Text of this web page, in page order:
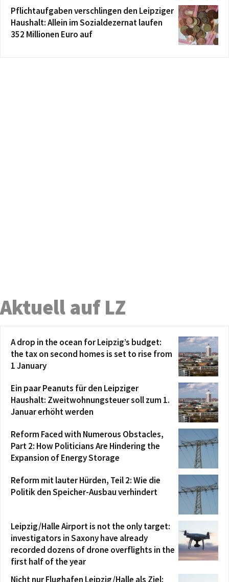
Pflichtaufgaben verschlingen den Leipziger
Haushalt: Allein im Sozialdezernat laufen
352 Millionen Euro auf
Aktuell auf LZ
A drop in the ocean for Leipzig’s budget:
the tax on second homes is set to rise from
1 January
Ein paar Peanuts für den Leipziger
Haushalt: Zweitwohnungsteuer soll zum 1.
Januar erhöht werden
Reform Faced with Numerous Obstacles,
Part 2: How Politicians Are Hindering the
Expansion of Energy Storage
Reform mit lauter Hürden, Teil 2: Wie die
Politik den Speicher-Ausbau verhindert
Leipzig/Halle Airport is not the only target:
investigators in Saxony have already
recorded dozens of drone overflights in the
first half of the year
Nicht nur Flughafen Leipzig/Halle als Ziel: